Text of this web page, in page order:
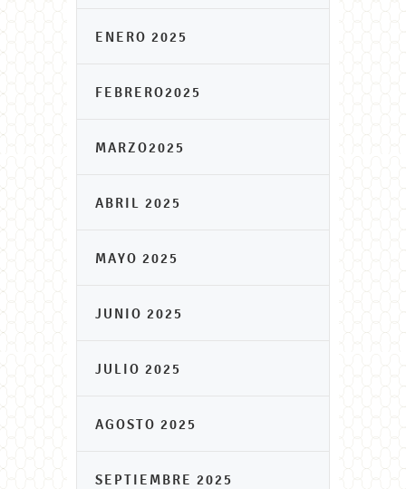
ENERO 2025
FEBRERO2025
MARZO2025
ABRIL 2025
MAYO 2025
JUNIO 2025
JULIO 2025
AGOSTO 2025
SEPTIEMBRE 2025